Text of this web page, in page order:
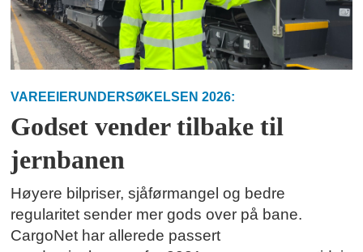
VAREEIERUNDERSØKELSEN 2026:
Godset vender tilbake til
jernbanen
Høyere bilpriser, sjåførmangel og bedre
regularitet sender mer gods over på bane.
CargoNet har allerede passert